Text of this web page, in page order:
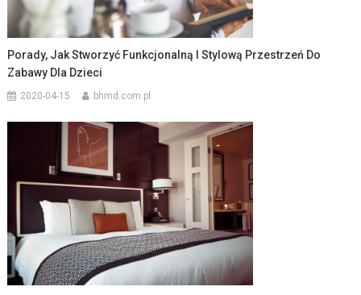
Porady, Jak Stworzyć Funkcjonalną I Stylową Przestrzeń Do
Zabawy Dla Dzieci
2020-04-15 bhmd.com.pl